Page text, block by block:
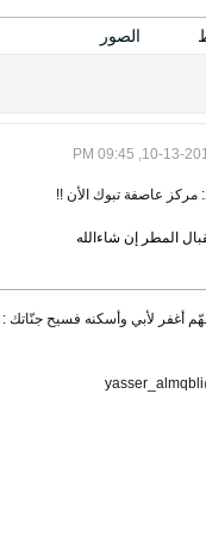
الصور
10-13-2010, 09:45
مركز عاصفة تبوك الأن !!
المطر إن شاءالله
أغفر لأبي وأسكنه فسيح جنّاتك